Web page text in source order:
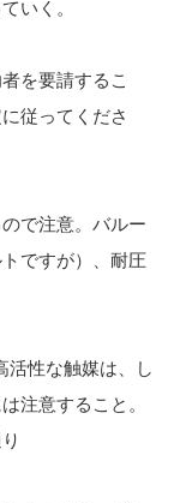
いく。
を要請するこ
従ってくださ
で注意。バルー
ですが）、耐圧
活性な触媒は、し
注意すること。